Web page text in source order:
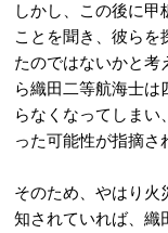
しかし、この後に
ことを聞き、彼らを
たのではないかと考
ら織田二等航海士
らなくなってしまい
った可能性が指摘さ
そのため、やはり火
知されていれば、織